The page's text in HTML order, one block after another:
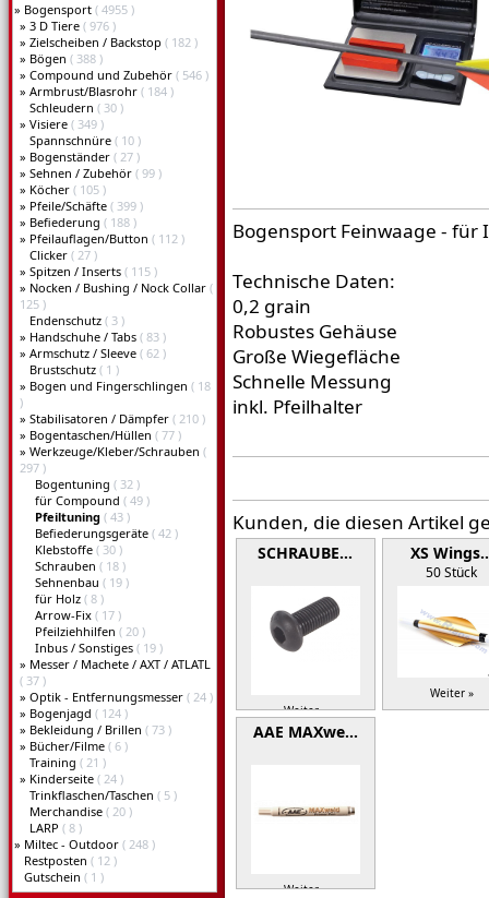
» Bogensport ( 4955 )
» 3 D Tiere ( 976 )
» Zielscheiben / Backstop ( 182 )
» Bögen ( 388 )
» Compound und Zubehör ( 546 )
» Armbrust/Blasrohr ( 184 )
Schleudern ( 30 )
» Visiere ( 349 )
Spannschnüre ( 10 )
» Bogenständer ( 27 )
» Sehnen / Zubehör ( 99 )
» Köcher ( 105 )
» Pfeile/Schäfte ( 399 )
» Befiederung ( 188 )
» Pfeilauflagen/Button ( 112 )
Clicker ( 27 )
» Spitzen / Inserts ( 115 )
» Nocken / Bushing / Nock Collar (
125 )
Endenschutz ( 3 )
» Handschuhe / Tabs ( 83 )
» Armschutz / Sleeve ( 62 )
Brustschutz ( 1 )
» Bogen und Fingerschlingen ( 18
)
» Stabilisatoren / Dämpfer ( 210 )
» Bogentaschen/Hüllen ( 77 )
» Werkzeuge/Kleber/Schrauben (
297 )
Bogentuning ( 32 )
für Compound ( 49 )
Pfeiltuning ( 43 )
Befiederungsgeräte ( 42 )
Klebstoffe ( 30 )
Schrauben ( 18 )
Sehnenbau ( 19 )
für Holz ( 8 )
Arrow-Fix ( 17 )
Pfeilziehhilfen ( 20 )
Inbus / Sonstiges ( 19 )
» Messer / Machete / AXT / ATLATL
( 37 )
» Optik - Entfernungsmesser ( 24 )
» Bogenjagd ( 124 )
» Bekleidung / Brillen ( 73 )
» Bücher/Filme ( 6 )
Training ( 21 )
» Kinderseite ( 24 )
Trinkflaschen/Taschen ( 5 )
Merchandise ( 20 )
LARP ( 8 )
» Miltec - Outdoor ( 248 )
Restposten ( 12 )
Gutschein ( 1 )
Bogensport Feinwaage - für
Technische Daten:
0,2 grain
Robustes Gehäuse
Große Wiegefläche
Schnelle Messung
inkl. Pfeilhalter
Kunden, die diesen Artikel
SCHRAUBE…
Weiter »
XS
50 Stück
Weiter »
AAE MAXwe…
Weiter »